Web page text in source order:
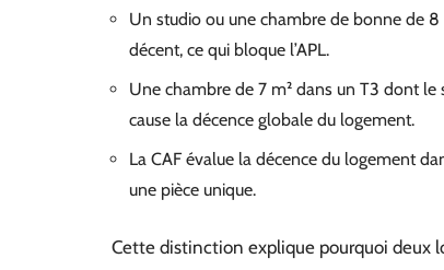
Un studio ou une chambre de bonne de
décent, ce qui bloque l’APL.
Une chambre de 7 m² dans un T3 dont
cause la décence globale du logement.
La CAF évalue la décence du logement
une pièce unique.
Cette distinction explique pourquoi deux